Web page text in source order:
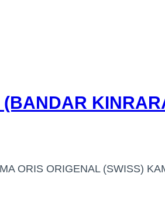
ORIS ORIGENAL (SWISS)